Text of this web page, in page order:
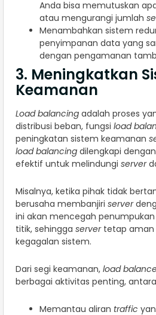
Anda bisa memutuskan
atau mengurangi jumlah
Menambahkan sistem
penyimpanan data yang
dengan pengamanan
3. Meningkatkan
Keamanan
Load balancing adalah proses
distribusi beban, fungsi load
peningkatan sistem keamanan
load balancing dilengkapi
efektif untuk melindungi server
Misalnya, ketika pihak tidak
berusaha membanjiri server
ini akan mencegah
titik, sehingga servertetap aman
kegagalan sistem.
Dari segi keamanan, load
berbagai aktivitas penting,
Memantau aliran traffic